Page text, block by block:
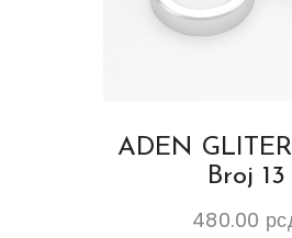
ADEN
Broj 13
480.00